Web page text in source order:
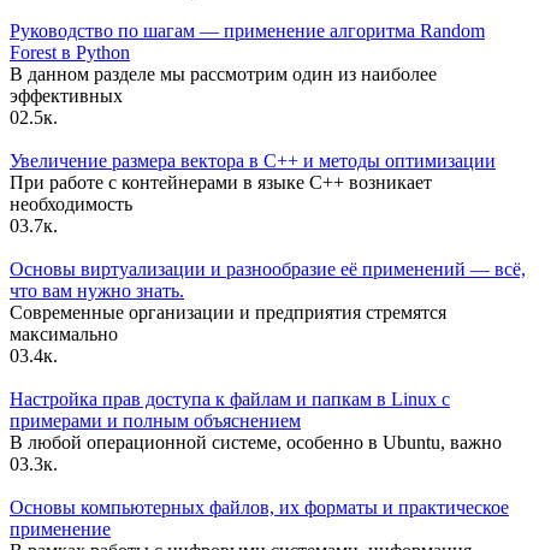
Руководство по шагам — применение алгоритма Random
Forest в Python
В данном разделе мы рассмотрим один из наиболее
эффективных
02.5к.
Увеличение размера вектора в C++ и методы оптимизации
При работе с контейнерами в языке C++ возникает
необходимость
03.7к.
Основы виртуализации и разнообразие её применений — всё,
что вам нужно знать.
Современные организации и предприятия стремятся
максимально
03.4к.
Настройка прав доступа к файлам и папкам в Linux с
примерами и полным объяснением
В любой операционной системе, особенно в Ubuntu, важно
03.3к.
Основы компьютерных файлов, их форматы и практическое
применение